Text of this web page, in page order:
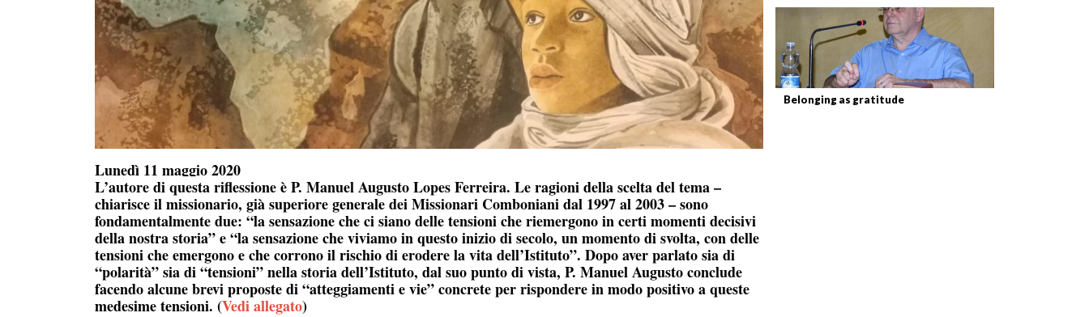
Belonging as gratitude
Lunedì 11 maggio 2020
L’autore di questa riflessione è P. Manuel Augusto Lopes Ferreira. Le ragioni della scelta del tema –
chiarisce il missionario, già superiore generale dei Missionari Comboniani dal 1997 al 2003 – sono
fondamentalmente due: “la sensazione che ci siano delle tensioni che riemergono in certi momenti decisivi
della nostra storia” e “la sensazione che viviamo in questo inizio di secolo, un momento di svolta, con delle
tensioni che emergono e che corrono il rischio di erodere la vita dell’Istituto”. Dopo aver parlato sia di
“polarità” sia di “tensioni” nella storia dell’Istituto, dal suo punto di vista, P. Manuel Augusto conclude
facendo alcune brevi proposte di “atteggiamenti e vie” concrete per rispondere in modo positivo a queste
medesime tensioni. (Vedi allegato)